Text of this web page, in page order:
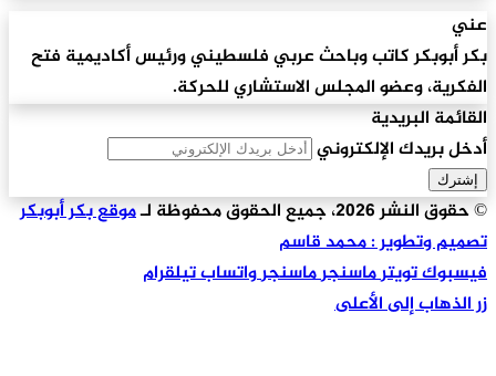
عني
بكر أبوبكر كاتب وباحث عربي فلسطيني ورئيس أكاديمية فتح
الفكرية، وعضو المجلس الاستشاري للحركة.
القائمة البريدية
أدخل بريدك الإلكتروني
© حقوق النشر 2026، جميع الحقوق محفوظة لـ
موقع بكر أبوبكر
تصميم وتطوير : محمد قاسم
فيسبوكتويترماسنجرماسنجرواتسابتيلقرام
زر الذهاب إلى الأعلى